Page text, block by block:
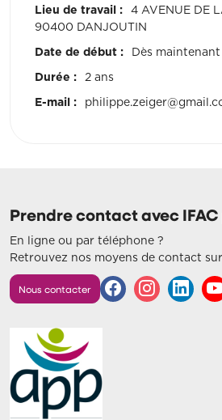
Lieu de travail : 4 AVENUE DE
90400 DANJOUTIN
Date de début : Dès maintenant
Durée : 2 ans
E-mail :
Prendre contact avec
En ligne ou par téléphone ?
Retrouvez nos moyens de contact
Nous contacter